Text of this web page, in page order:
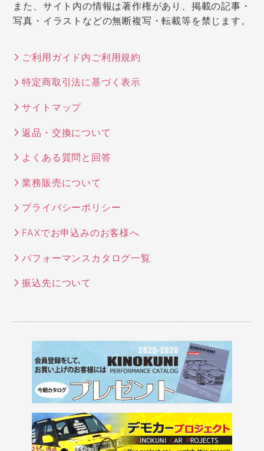
また、サイト内の情報は著作権があり、掲載の記事・
写真・イラストなどの無断複写・転載等を禁じます。
ご利用ガイド内ご利用規約
特定商取引法に基づく表示
サイトマップ
返品・交換について
よくある質問と回答
業務販売について
プライバシーポリシー
FAXでお申込みのお客様へ
パフォーマンスカタログ一覧
振込先について